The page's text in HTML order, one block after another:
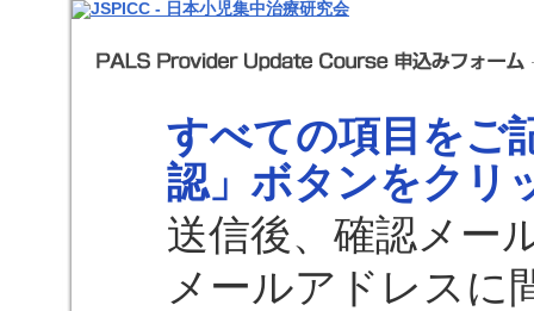
すべての項目をご
認」ボタンをクリ
送信後、確認メー
メールアドレスに